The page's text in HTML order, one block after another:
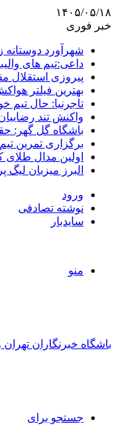
۱۴۰۵/۰۵/۱۸
خبر فوری
شهرآورد دوستانه
داعی:تیم های
پیروزی استقلال
بهترین فیلتر
تاجرنیا: حال
واکنش تند
باشگاه گل گهر:
برگزاری تمرین
اولین مدال
البرز میزبان لیگ
ورود
نوشته تصادفی
سایدبار
منو
باشگاه خبرنگاران
جستجو برای